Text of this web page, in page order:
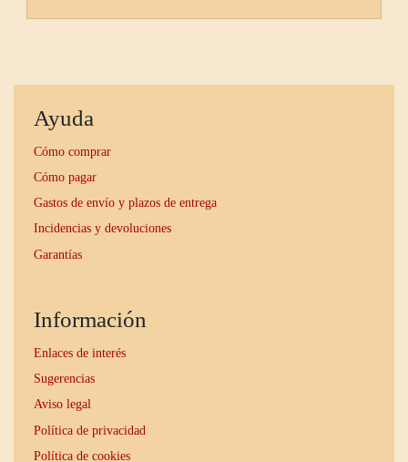
Ayuda
Cómo comprar
Cómo pagar
Gastos de envío y plazos de entrega
Incidencias y devoluciones
Garantías
Información
Enlaces de interés
Sugerencias
Aviso legal
Política de privacidad
Política de cookies